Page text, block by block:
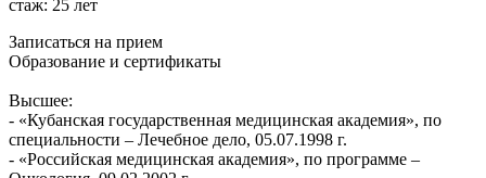
стаж: 25 лет
Записаться на прием
Образование и сертификаты
Высшее:
- «Кубанская государственная медицинская академия», по
специальности – Лечебное дело, 05.07.1998 г.
- «Российская медицинская академия», по программе –